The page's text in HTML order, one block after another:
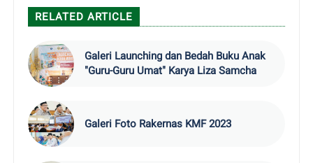
RELATED ARTICLE
Galeri Launching dan Bedah Buku Anak
"Guru-Guru Umat" Karya Liza Samcha
Galeri Foto Rakernas KMF 2023